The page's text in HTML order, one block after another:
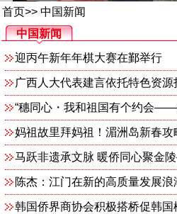
首页>> 中国新闻
中国新闻
迎丙午新年年棋大赛在鄞举行
广西人大代表建言依托特色资源
妈祖故里拜妈祖！湄洲岛新春攻
陈杰：江门在新的高质量发展